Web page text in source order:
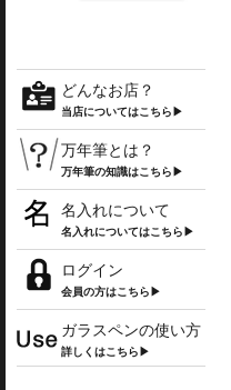
どんなお店？
当店についてはこちら▶
万年筆とは？
万年筆の知識はこちら▶
名入れについて
名入れについてはこちら▶
ログイン
会員の方はこちら▶
ガラスペンの使い方
詳しくはこちら▶